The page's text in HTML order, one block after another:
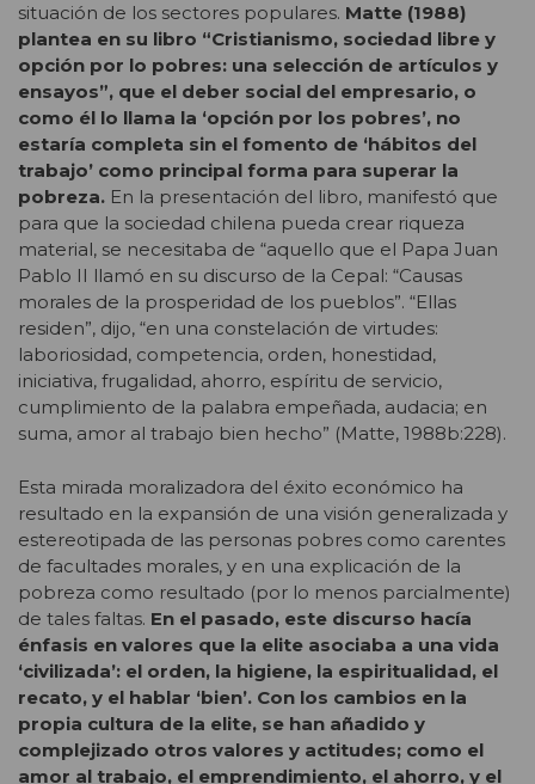
situación de los sectores populares. Matte (1988)
plantea en su libro “Cristianismo, sociedad libre y
opción por lo pobres: una selección de artículos y
ensayos”, que el deber social del empresario, o
como él lo llama la ‘opción por los pobres’, no
estaría completa sin el fomento de ‘hábitos del
trabajo’ como principal forma para superar la
pobreza. En la presentación del libro, manifestó que
para que la sociedad chilena pueda crear riqueza
material, se necesitaba de “aquello que el Papa Juan
Pablo II llamó en su discurso de la Cepal: “Causas
morales de la prosperidad de los pueblos”. “Ellas
residen”, dijo, “en una constelación de virtudes:
laboriosidad, competencia, orden, honestidad,
iniciativa, frugalidad, ahorro, espíritu de servicio,
cumplimiento de la palabra empeñada, audacia; en
suma, amor al trabajo bien hecho” (Matte, 1988b:228).
Esta mirada moralizadora del éxito económico ha
resultado en la expansión de una visión generalizada y
estereotipada de las personas pobres como carentes
de facultades morales, y en una explicación de la
pobreza como resultado (por lo menos parcialmente)
de tales faltas. En el pasado, este discurso hacía
énfasis en valores que la elite asociaba a una vida
‘civilizada’: el orden, la higiene, la espiritualidad, el
recato, y el hablar ‘bien’. Con los cambios en la
propia cultura de la elite, se han añadido y
complejizado otros valores y actitudes; como el
amor al trabajo, el emprendimiento, el ahorro, y el